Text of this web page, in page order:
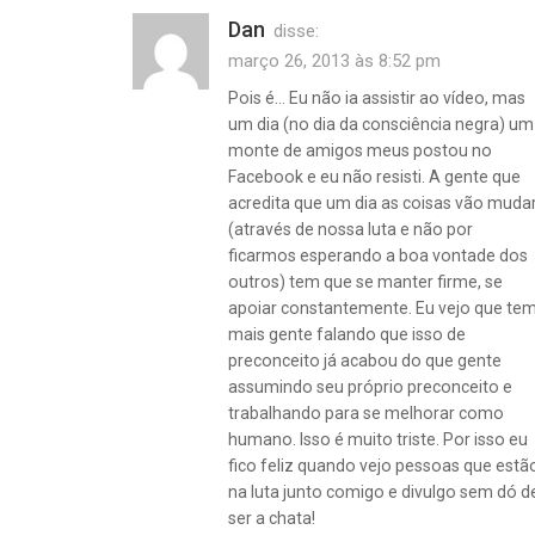
Dan disse:
março 26, 2013 às 8:52 pm
Pois é… Eu não ia assistir ao vídeo, mas
um dia (no dia da consciência negra) um
monte de amigos meus postou no
Facebook e eu não resisti. A gente que
acredita que um dia as coisas vão
(através de nossa luta e não por
ficarmos esperando a boa vontade dos
outros) tem que se manter firme, se
apoiar constantemente. Eu vejo que
mais gente falando que isso de
preconceito já acabou do que gente
assumindo seu próprio preconceito e
trabalhando para se melhorar como
humano. Isso é muito triste. Por isso eu
fico feliz quando vejo pessoas que
na luta junto comigo e divulgo sem dó
ser a chata!